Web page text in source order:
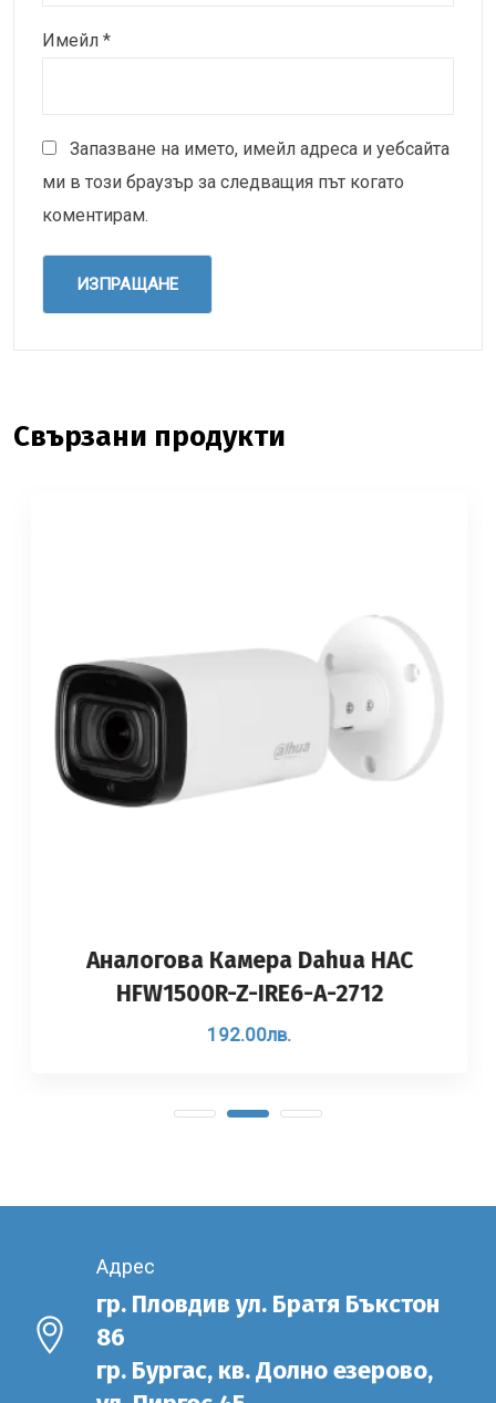
Имейл *
Запазване на името, имейл адреса и уебсайта
ми в този браузър за следващия път когато
коментирам.
Свързани продукти
Аналоговa Камерa Dahua HAC
HFW1500R-Z-IRE6-A-2712
192.00лв.
Адрес
гр. Пловдив ул. Братя Бъкстон
86
гр. Бургас, кв. Долно езерово,